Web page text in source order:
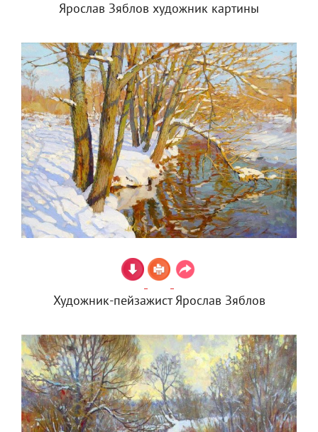
Ярослав Зяблов художник картины
Художник-пейзажист Ярослав Зяблов